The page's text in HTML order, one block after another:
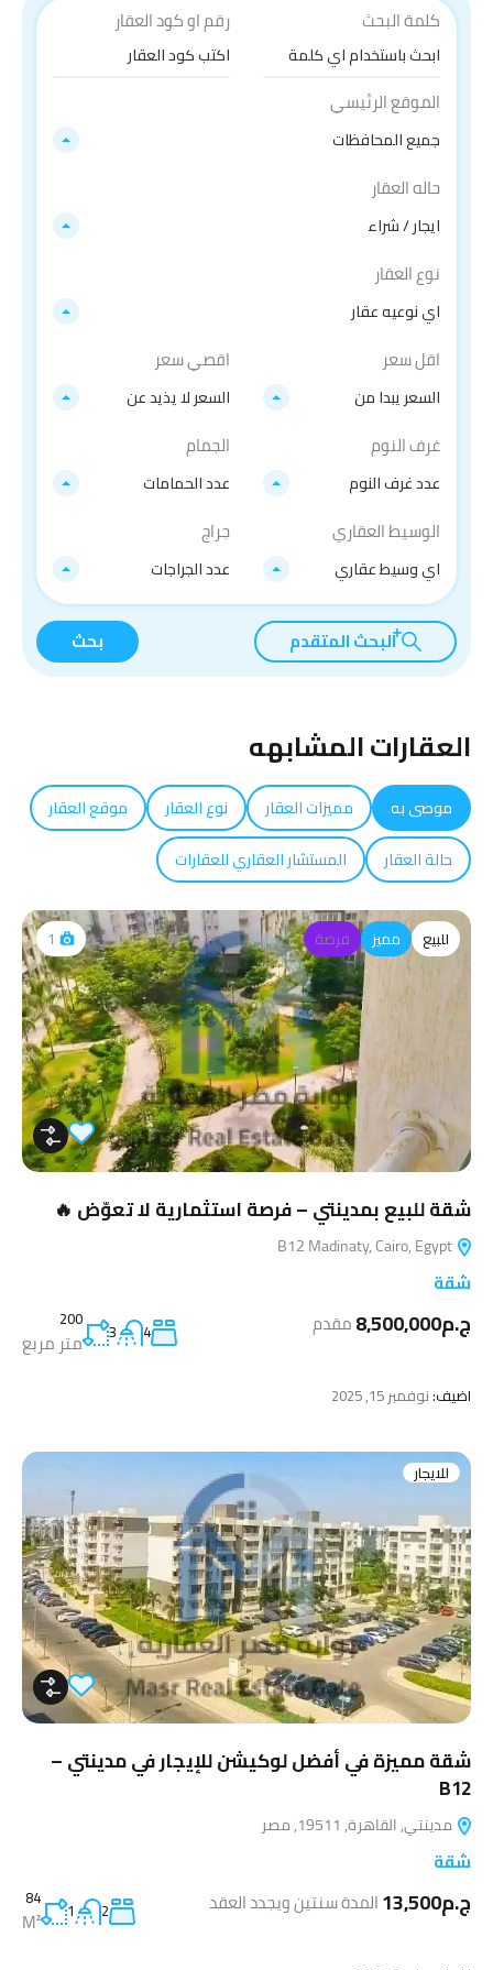
كلمة البحث رقم او كود العقار
الموقع الرئيسي
جميع المحافظات
حاله العقار
ايجار / شراء
نوع العقار
اي نوعيه عقار
اقل سعر
السعر يبدا من
اقصي سعر
السعر لا يذيد عن
غرف النوم
عدد غرف النوم
الجمام
عدد الحمامات
الوسيط العقاري
اي وسيط عقاري
جراج
عدد الجراجات
البحث المتقدم بحث
العقارات المشابهه
موصى به مميزات العقار نوع العقار
موقع العقار
حالة العقار
المستشار العقاري للعقارات
للبيع مميز فرصة 1
شقة للبيع بمدينتي – فرصة استثمارية لا تعوّض 🔥
شقة
ج.م8,500,000 مقدم 4
3
200
متر مربع
اضيف:نوفمبر 15, 2025
للايجار
شقة مميزة في أفضل لوكيشن للإيجار في مدينتي –
B12
مدينتي, القاهرة, 19511, مصر
شقة
ج.م13,500 المدة سنتين ويجدد العقد 2
1
84
M²